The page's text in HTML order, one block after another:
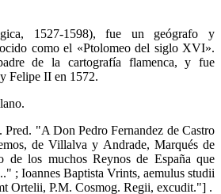
1527-1598), fue un geógrafo y
como el «Ptolomeo del siglo XVI».
de la cartografía flamenca, y fue
Felipe II en 1572.
"A Don Pedro Fernandez de Castro
de Villalva y Andrade, Marqués de
de los muchos Reynos de España que
; Ioannes Baptista Vrints, aemulus studii
Ortelii, P.M. Cosmog. Regii, excudit."] .